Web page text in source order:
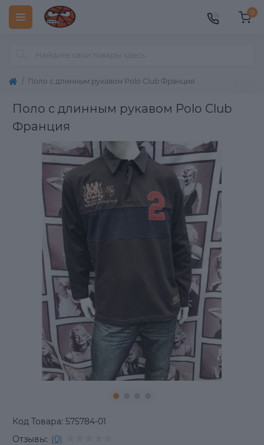
0
Поло с длинным рукавом Polo Club Франция
Поло с длинным рукавом Polo Club
Франция
Код Товара: 575784-01
Отзывы: (0)